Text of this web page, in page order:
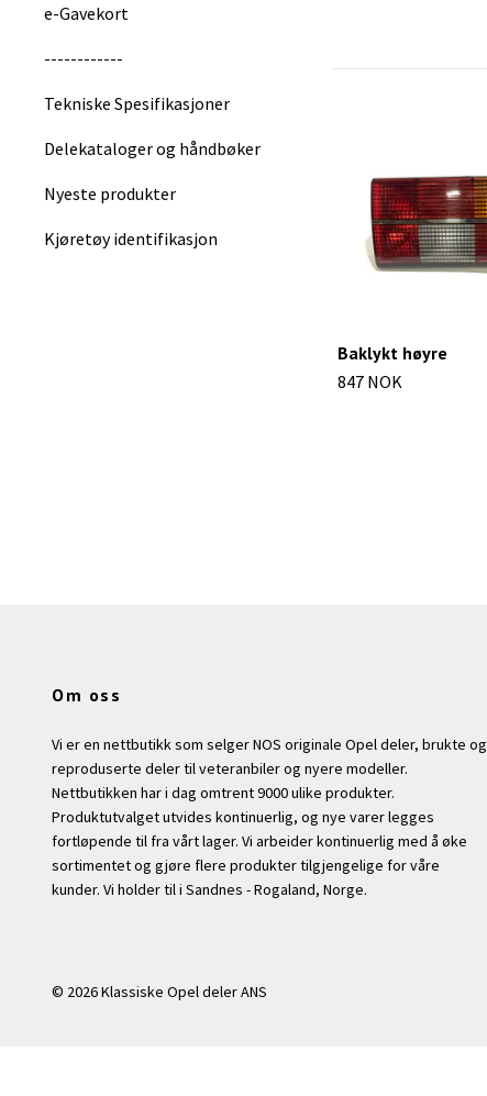
e-Gavekort
------------
Tekniske Spesifikasjoner
Delekataloger og håndbøker
Nyeste produkter
Kjøretøy identifikasjon
Baklykt høyre
847 NOK
Om oss
Vi er en nettbutikk som selger NOS originale Opel deler, brukte og
reproduserte deler til veteranbiler og nyere modeller.
Nettbutikken har i dag omtrent 9000 ulike produkter.
Produktutvalget utvides kontinuerlig, og nye varer legges
fortløpende til fra vårt lager. Vi arbeider kontinuerlig med å øke
sortimentet og gjøre flere produkter tilgjengelige for våre
kunder. Vi holder til i Sandnes - Rogaland, Norge.
© 2026 Klassiske Opel deler ANS